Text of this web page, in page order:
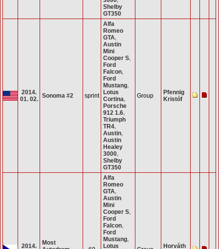
Shelby
GT350
2014.
01. 02.
Sonoma #2 sprint
Alfa
Romeo
GTA,
Austin
Mini
Cooper S,
Ford
Falcon,
Ford
Mustang,
Lotus
Cortina,
Porsche
912 1.6,
Triumph
TR4,
Austin,
Austin
Healey
3000,
Shelby
GT350
Group
Pfennig
Kristóf
2014.
Most
Alfa
Romeo
GTA,
Austin
Mini
Cooper S,
Ford
Falcon,
Ford
Mustang,
Lotus
Horváth